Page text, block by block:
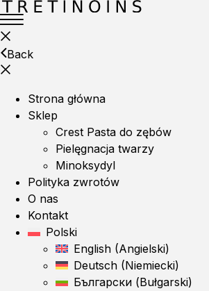
Back
Strona główna
Sklep
Crest Pasta do zębów
Pielęgnacja twarzy
Minoksydyl
Polityka zwrotów
O nas
Kontakt
Polski
English (Angielski)
Deutsch (Niemiecki)
Български (Bułgarski)